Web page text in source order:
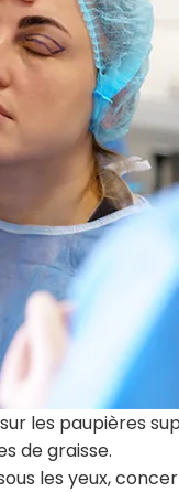
les paupières
de graisse.
les yeux,